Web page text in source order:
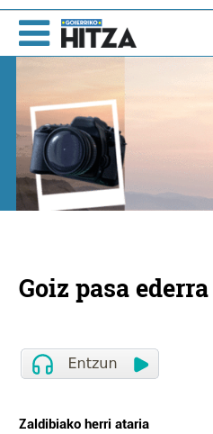
Goiz pasa
Zaldibiako herri ataria